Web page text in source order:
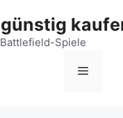
Spiele
Menü